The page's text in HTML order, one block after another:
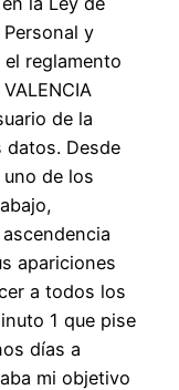
y
reglamento
de la
datos. Desde
de los
apariciones
a todos los
1 que pise
días a
mi objetivo